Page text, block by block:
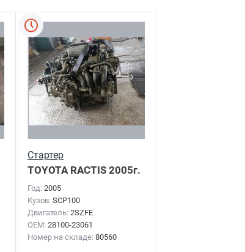
Стартер
TOYOTA RACTIS 2005г.
Год: 2005
Кузов: SCP100
Двигатель: 2SZFE
OEM: 28100-23061
Номер на складе: 80560